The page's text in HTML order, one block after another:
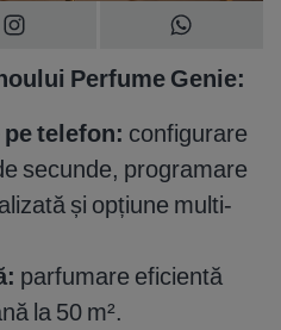
Perfume Genie:
telefon: configurare
secunde, programare
și opțiune multi-
parfumare eficientă
la 50 m².